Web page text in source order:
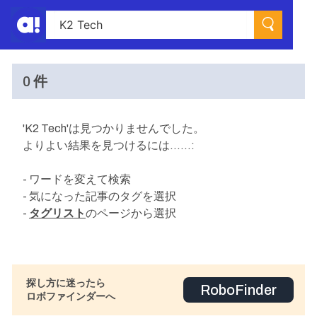
0 件
'K2 Tech'は見つかりませんでした。
よりよい結果を見つけるには……:
- ワードを変えて検索
- 気になった記事のタグを選択
- タグリストのページから選択
探し方に迷ったら
ロボファインダーへ
RoboFinder